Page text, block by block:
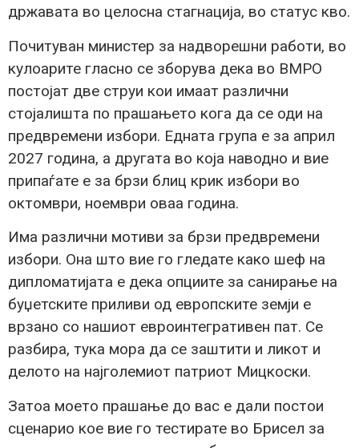
државата во целосна стагнација, во статус кво.
Почитуван министер за надворешни работи, во
кулоарите гласно се зборува дека во ВМРО
постојат две струи кои имаат различни
стојалишта по прашањето кога да се оди на
предвремени избори. Едната група е за април
2027 година, а другата во која наводно и вие
припаѓате е за брзи блиц крик избори во
октомври, ноември оваа година.
Има различни мотиви за брзи предвремени
избори. Она што вие го гледате како шеф на
дипломатијата е дека опциите за санирање на
буџетските приливи од европските земји е
врзано со нашиот евроинтегративен пат. Се
разбира, тука мора да се заштити и ликот и
делото на најголемиот патриот Мицкоски.
Затоа моето прашање до вас е дали постои
сценарио кое вие го тестирате во Брисел за